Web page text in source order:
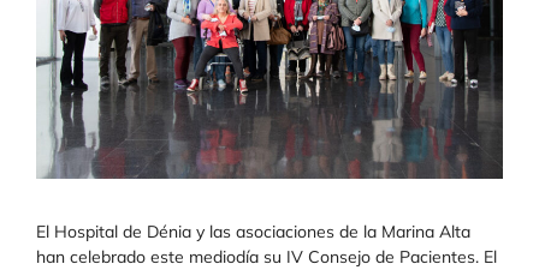
El Hospital de Dénia y las asociaciones de la Marina Alta
han celebrado este mediodía su IV Consejo de Pacientes. El